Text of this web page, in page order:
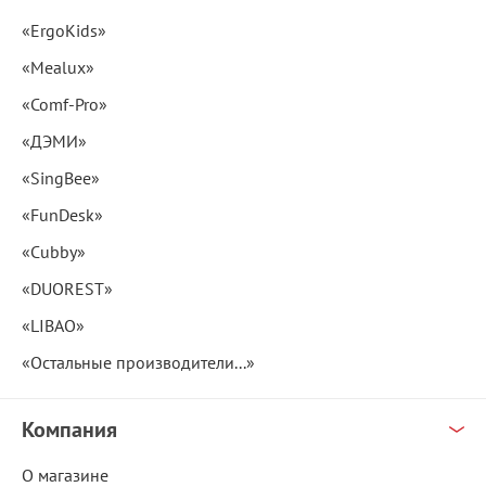
«ErgoKids»
«Mealux»
«Comf-Pro»
«ДЭМИ»
«SingBee»
«FunDesk»
«Cubby»
«DUOREST»
«LIBAO»
«Остальные производители...»
Компания
О магазине